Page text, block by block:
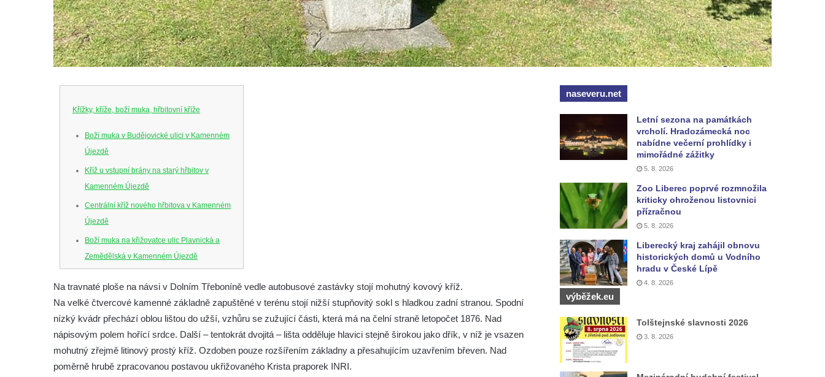
Křížky, kříže, boží muka, hřbitovní kříže
Boží muka v Budějovické ulici v Kamenném
Újezdě
Kříž u vstupní brány na starý hřbitov v
Kamenném Újezdě
Centrální kříž nového hřbitova v Kamenném
Újezdě
Boží muka na křižovatce ulic Plavnická a
Zemědělská v Kamenném Újezdě
v Kamenném Újezdě
Kříž na křižovatce ulic 5. května a Dělnická
v Kamenném Újezdě
Kříž v Dělnické ulici v Kamenném Újezdě
Boží muka na křižovatce ulic Latrán a K
Na travnaté ploše na návsi v Dolním Třeboníně vedle autobusové zastávky stojí mohutný kovový kříž.
Na velké čtvercové kamenné základně zapuštěné v terénu stojí nižší stupňovitý sokl s hladkou zadní stranou. Spodní
nízký kvádr přechází oblou lištou do užší, vzhůru se zužující části, která má na čelní straně letopočet 1876. Nad
nápisovým polem hořící srdce. Další – tentokrát dvojitá – lišta odděluje hlavici stejně širokou jako dřík, v níž je vsazen
mohutný zřejmě litinový prostý kříž. Ozdoben pouze rozšířením základny a přesahujícím uzavřením břeven. Nad
poměrně hrubě zpracovanou postavou ukřižovaného Krista praporek INRI.
naseveru.net
Letní sezona na památkách
vrcholí. Hradozámecká noc
nabídne večerní prohlídky i
mimořádné zážitky
5. 8. 2026
Zoo Liberec poprvé rozmnožila
kriticky ohroženou listovnici
přízračnou
5. 8. 2026
Liberecký kraj zahájil obnovu
historických domů u Vodního
hradu v České Lípě
4. 8. 2026
výběžek.eu
Tolštejnské slavnosti 2026
3. 8. 2026